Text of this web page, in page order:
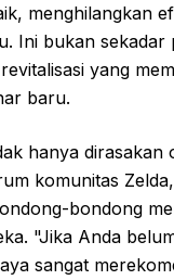
menghilangkan
Ini bukan sekadar
yang
baru.
hanya dirasakan
komunitas
bondong
"Jika Anda
sangat